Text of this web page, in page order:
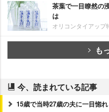
茶葉で一目瞭然の
は
オリコンタイアップ
も
今、読まれている記事
15歳で当時27歳の夫に一目惚れ